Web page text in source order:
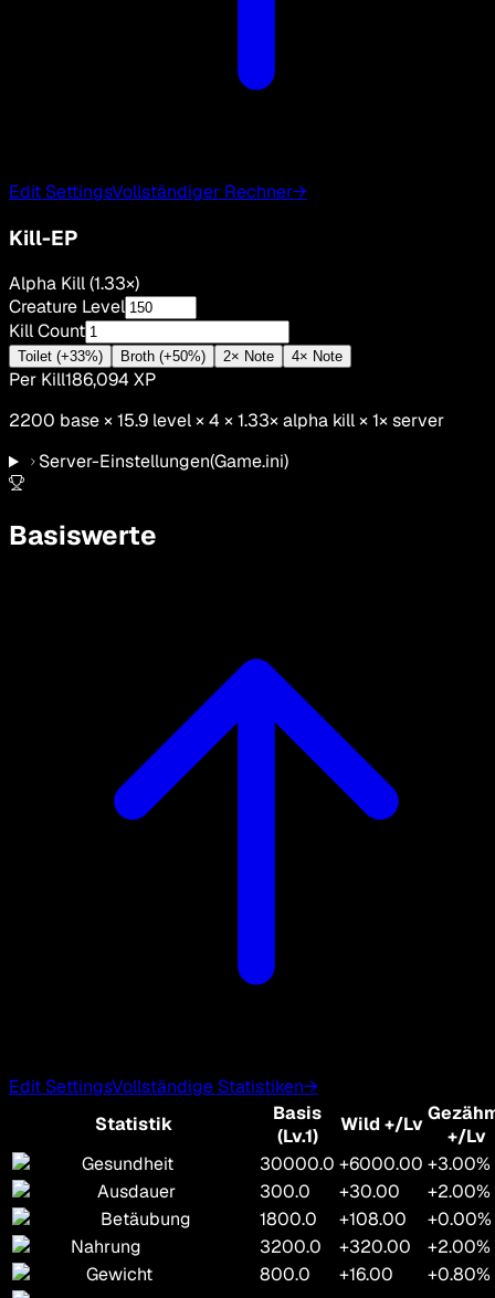
Edit SettingsVollständiger Rechner→
Kill-EP
Alpha Kill (1.33×)
Creature Level
Kill Count
Toilet (+33%) Broth (+50%) 2× Note 4× Note
Per Kill186,094 XP
2200 base ×15.9 level × 4 ×1.33×alpha kill×1× server
Server-Einstellungen(Game.ini)
Basiswerte
Edit SettingsVollständige Statistiken→
Statistik
Basis
(Lv.1)
Wild+/Lv
+/Lv
Gesundheit
30000.0 +6000.00 +3.00%
Ausdauer
300.0 +30.00
+2.00%
Betäubung
1800.0 +108.00
+0.00%
Nahrung
3200.0 +320.00
+2.00%
Gewicht
800.0 +16.00 +0.80%